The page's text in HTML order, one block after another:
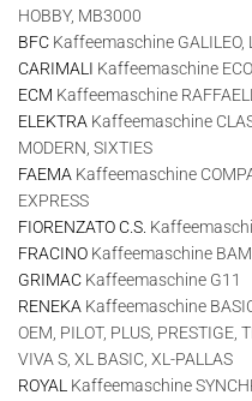
HOBBY, MB3000
BFC Kaffeemaschine GALILEO,
CARIMALI Kaffeemaschine
ECM Kaffeemaschine
ELEKTRA Kaffeemaschine
MODERN, SIXTIES
FAEMA Kaffeemaschine
EXPRESS
FIORENZATO C.S.
FRACINO Kaffeemaschine
GRIMAC Kaffeemaschine G11
RENEKA Kaffeemaschine
OEM, PILOT, PLUS, PRESTIGE,
VIVA S, XL BASIC, XL-PALLAS
ROYAL Kaffeemaschine